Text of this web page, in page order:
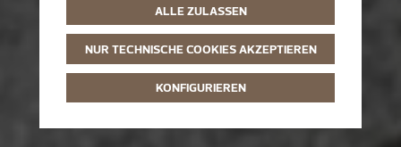
ALLE ZULASSEN
NUR TECHNISCHE COOKIES AKZEPTIEREN
KONFIGURIEREN